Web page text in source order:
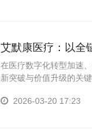
艾默康医疗：以全
在医疗数字化转型加速
新突破与价值升级的关
2026-03-20 17:23